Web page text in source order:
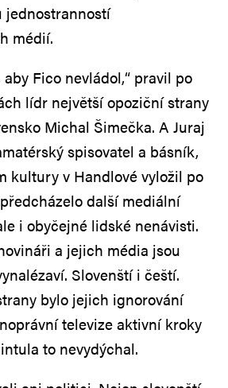
jednostranností
médií.
aby Fico nevládol,“ pravil po
lídr největší opoziční strany
Michal Šimečka. A Juraj
spisovatel a básník,
kultury v Handlové vyložil po
další mediální
i obyčejné lidské nenávisti.
a jejich média jsou
Slovenští i čeští.
bylo jejich ignorování
televize aktivní kroky
to nevydýchal.